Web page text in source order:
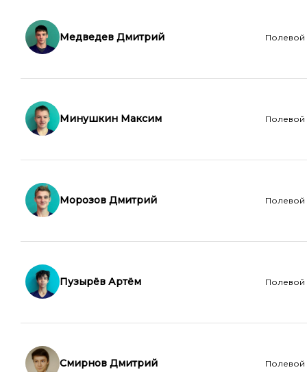
Медведев Дмитрий Полевой
Минушкин Максим Полевой
Морозов Дмитрий Полевой
Пузырёв Артём Полевой
Смирнов Дмитрий Полевой